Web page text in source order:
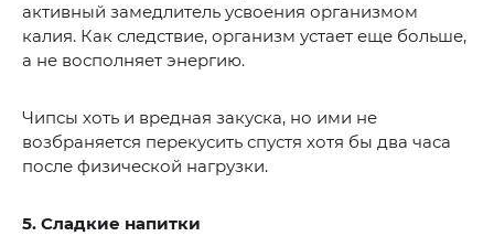
активный замедлитель усвоения организмом
калия. Как следствие, организм устает еще больше,
а не восполняет энергию.
Чипсы хоть и вредная закуска, но ими не
возбраняется перекусить спустя хотя бы два часа
после физической нагрузки.
5. Сладкие напитки